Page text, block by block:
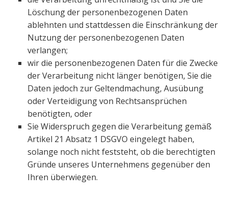
Löschung der personenbezo­genen Daten
ablehnten und stattdessen die Einschränkung der
Nutzung der personenbezogenen Daten
verlangen;
wir die personenbezogenen Daten für die Zwecke
der Verarbeitung nicht länger benötigen, Sie die
Daten jedoch zur Geltendmachung, Ausübung
oder Verteidigung von Rechtsansprüchen
benötigten, oder
Sie Widerspruch gegen die Verarbeitung gemäß
Artikel 21 Absatz 1 DSGVO eingelegt haben,
solange noch nicht feststeht, ob die berechtigten
Gründe unseres Unternehmens gegenüber den
Ihren überwiegen.